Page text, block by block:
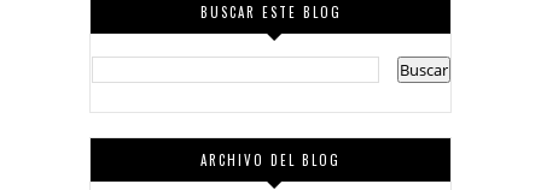
BUSCAR ESTE BLOG
ARCHIVO DEL BLOG